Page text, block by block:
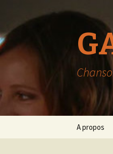
A propos